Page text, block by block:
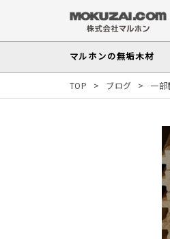
マルホンの無垢木材
フローリ
その他
ショールーム
Instagram投稿実
よ
マルホンのオ
TOP > ブログ > 一部